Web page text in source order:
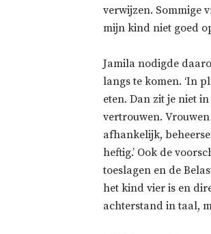
verwijzen. Sommige
mijn kind niet goed
Jamila nodigde
langs te komen. ‘In
eten. Dan zit je niet
vertrouwen.
afhankelijk,
heftig.’ Ook de
toeslagen en de
het kind vier is en
achterstand in taal,